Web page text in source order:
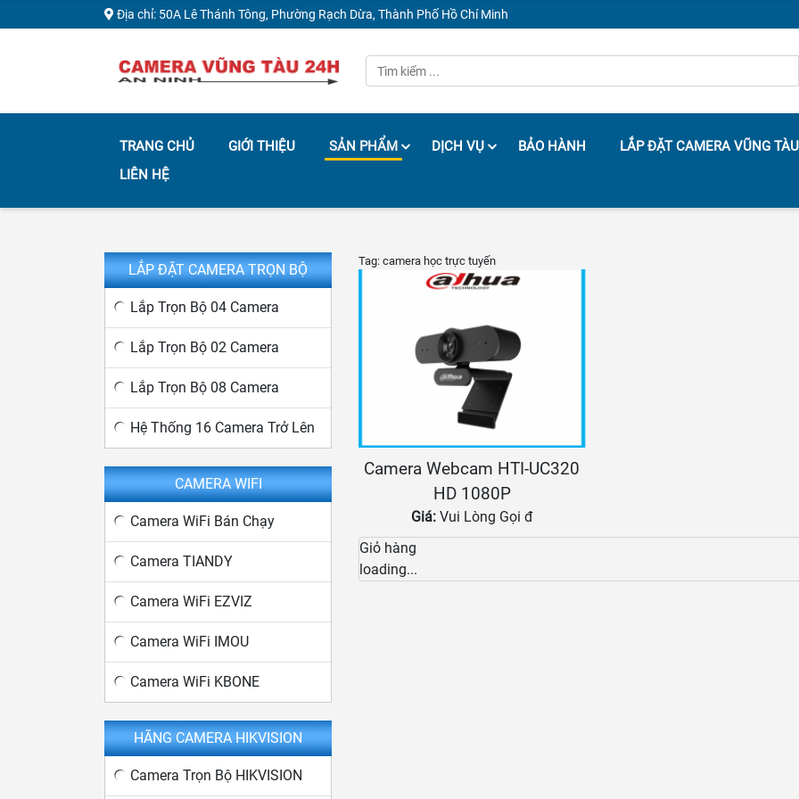
Địa chỉ: 50A Lê Thánh Tông, Phường Rạch Dừa, Thành Phố Hồ Chí Minh
TRANG CHỦ GIỚI THIỆU SẢN PHẨM DỊCH VỤ BẢO HÀNH
LẮP ĐẶT CAMERA VŨNG TÀU
LIÊN HỆ
Tag: camera học trực tuyến
Camera Webcam HTI-UC320
HD 1080P
Giá: Vui Lòng Gọi đ
Giỏ hàng
loading...
LẮP ĐẶT CAMERA TRỌN BỘ
Lắp Trọn Bộ 04 Camera
Lắp Trọn Bộ 02 Camera
Lắp Trọn Bộ 08 Camera
Hệ Thống 16 Camera Trở Lên
CAMERA WIFI
Camera WiFi Bán Chạy
Camera TIANDY
Camera WiFi EZVIZ
Camera WiFi IMOU
Camera WiFi KBONE
HÃNG CAMERA HIKVISION
Camera Trọn Bộ HIKVISION